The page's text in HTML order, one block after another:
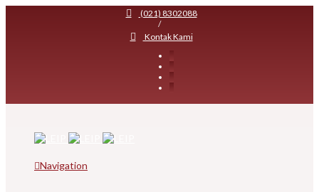
(021) 8302088
/
Kontak Kami
Navigation